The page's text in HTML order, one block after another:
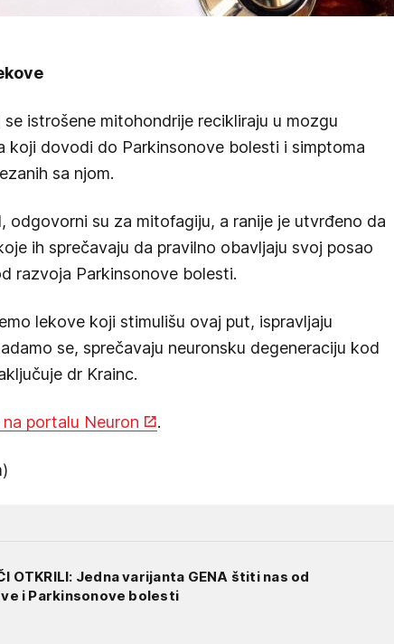
se istrošene mitohondrije recikliraju u mozgu
koji dovodi do Parkinsonove bolesti i simptoma
sa njom.
odgovorni su za mitofagiju, a ranije je utvrđeno da
ih sprečavaju da pravilno obavljaju svoj posao
razvoja Parkinsonove bolesti.
lekove koji stimulišu ovaj put, ispravljaju
se, sprečavaju neuronsku degeneraciju kod
dr Krainc.
portalu Neuron .
OTKRILI: Jedna varijanta GENA štiti nas od
i Parkinsonove bolesti